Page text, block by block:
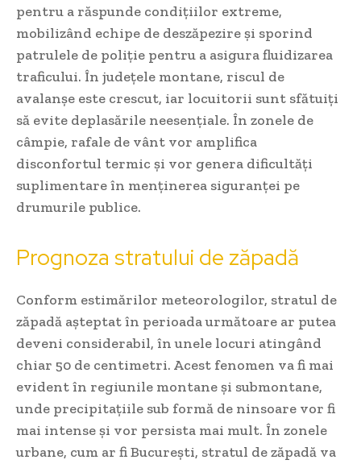
pentru a răspunde condițiilor extreme,
mobilizând echipe de deszăpezire și sporind
patrulele de poliție pentru a asigura fluidizarea
traficului. În județele montane, riscul de
avalanșe este crescut, iar locuitorii sunt sfătuiți
să evite deplasările neesențiale. În zonele de
câmpie, rafale de vânt vor amplifica
disconfortul termic și vor genera dificultăți
suplimentare în menținerea siguranței pe
drumurile publice.
Prognoza stratului de zăpadă
Conform estimărilor meteorologilor, stratul de
zăpadă așteptat în perioada următoare ar putea
deveni considerabil, în unele locuri atingând
chiar 50 de centimetri. Acest fenomen va fi mai
evident în regiunile montane și submontane,
unde precipitațiile sub formă de ninsoare vor fi
mai intense și vor persista mai mult. În zonele
urbane, cum ar fi București, stratul de zăpadă va